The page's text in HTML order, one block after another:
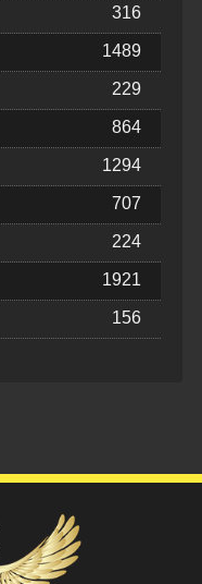
316
1489
229
864
1294
707
224
1921
156